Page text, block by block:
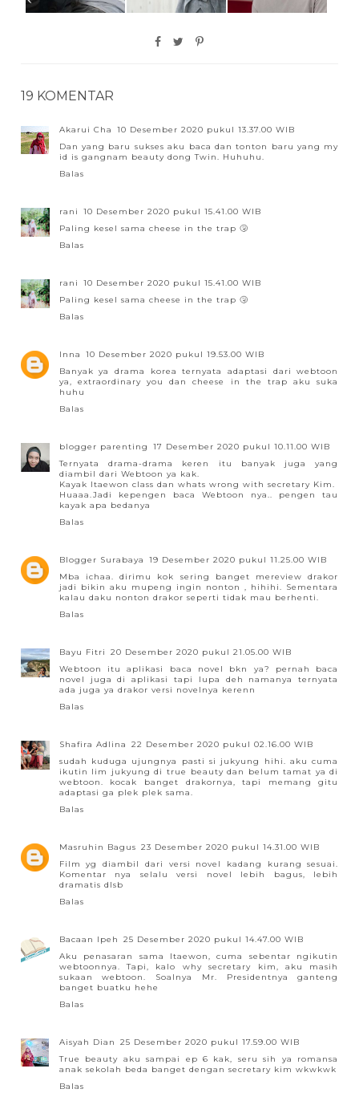
19 KOMENTAR
Akarui Cha
10 Desember 2020 pukul 13.37.00 WIB
Dan yang baru sukses aku baca dan tonton baru yang my
id is gangnam beauty dong Twin. Huhuhu.
Balas
rani
10 Desember 2020 pukul 15.41.00 WIB
Paling kesel sama cheese in the trap 🤧
Balas
rani
10 Desember 2020 pukul 15.41.00 WIB
Paling kesel sama cheese in the trap 🤧
Balas
Inna
10 Desember 2020 pukul 19.53.00 WIB
Banyak ya drama korea ternyata adaptasi dari webtoon
ya, extraordinary you dan cheese in the trap aku suka
huhu
Balas
blogger parenting
17 Desember 2020 pukul 10.11.00 WIB
Ternyata drama-drama keren itu banyak juga yang
diambil dari Webtoon ya kak.
Kayak Itaewon class dan whats wrong with secretary Kim.
Huaaa.Jadi kepengen baca Webtoon nya.. pengen tau
kayak apa bedanya
Balas
Blogger Surabaya
19 Desember 2020 pukul 11.25.00 WIB
Mba ichaa. dirimu kok sering banget mereview drakor
jadi bikin aku mupeng ingin nonton , hihihi. Sementara
kalau daku nonton drakor seperti tidak mau berhenti.
Balas
Bayu Fitri
20 Desember 2020 pukul 21.05.00 WIB
Webtoon itu aplikasi baca novel bkn ya? pernah baca
novel juga di aplikasi tapi lupa deh namanya ternyata
ada juga ya drakor versi novelnya kerenn
Balas
Shafira Adlina
22 Desember 2020 pukul 02.16.00 WIB
sudah kuduga ujungnya pasti si jukyung hihi. aku cuma
ikutin lim jukyung di true beauty dan belum tamat ya di
webtoon. kocak banget drakornya, tapi memang gitu
adaptasi ga plek plek sama.
Balas
Masruhin Bagus 23 Desember 2020 pukul 14.31.00 WIB
Film yg diambil dari versi novel kadang kurang sesuai.
Komentar nya selalu versi novel lebih bagus, lebih
dramatis dlsb
Balas
Bacaan Ipeh
25 Desember 2020 pukul 14.47.00 WIB
Aku penasaran sama Itaewon, cuma sebentar ngikutin
webtoonnya. Tapi, kalo why secretary kim, aku masih
sukaan webtoon. Soalnya Mr. Presidentnya ganteng
banget buatku hehe
Balas
Aisyah Dian
25 Desember 2020 pukul 17.59.00 WIB
True beauty aku sampai ep 6 kak, seru sih ya romansa
anak sekolah beda banget dengan secretary kim wkwkwk
Balas